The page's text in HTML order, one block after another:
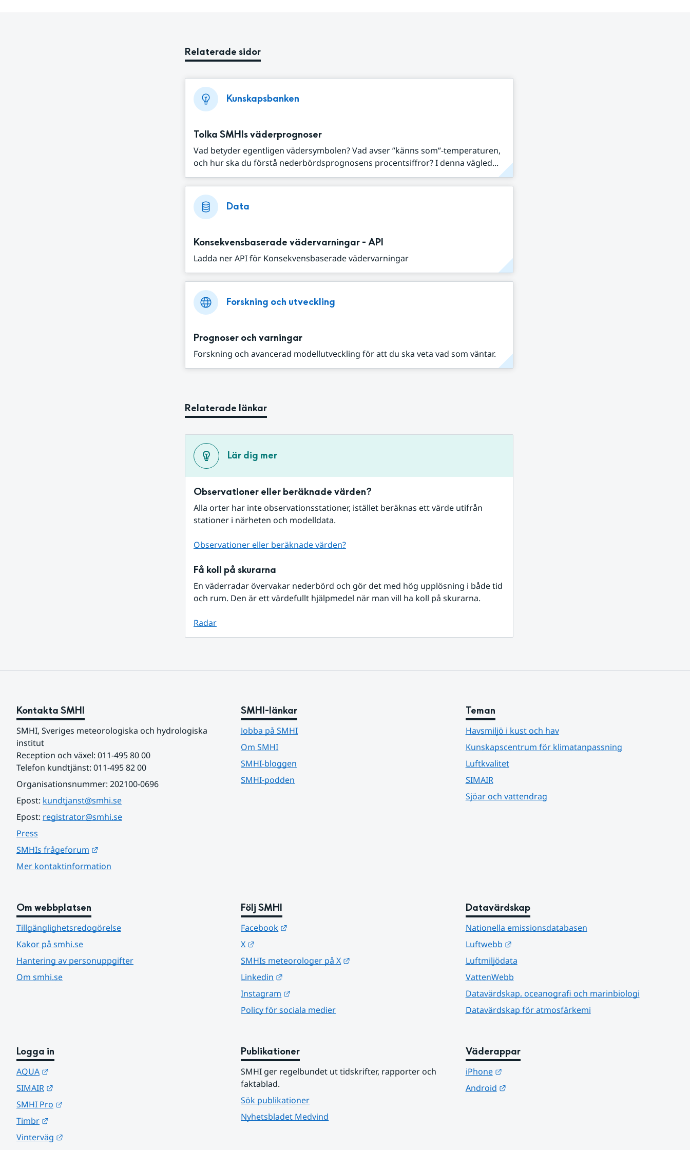
Relaterade sidor
Kunskapsbanken
Tolka SMHIs väderprognoser
Vad betyder egentligen vädersymbolen? Vad avser ”känns som”-temperaturen,
och hur ska du förstå nederbördsprognosens procentsiffror? I denna vägled...
Data
Konsekvensbaserade vädervarningar - API
Ladda ner API för Konsekvensbaserade vädervarningar
Forskning och utveckling
Prognoser och varningar
Forskning och avancerad modellutveckling för att du ska veta vad som väntar.
Relaterade länkar
Lär dig mer
Observationer eller beräknade värden?
Alla orter har inte observationsstationer, istället beräknas ett värde utifrån
stationer i närheten och modelldata.
Observationer eller beräknade värden?
Få koll på skurarna
En väderradar övervakar nederbörd och gör det med hög upplösning i både tid
och rum. Den är ett värdefullt hjälpmedel när man vill ha koll på skurarna.
Radar
Kontakta SMHI
SMHI, Sveriges meteorologiska och hydrologiska
institut
Reception och växel: 011-495 80 00
Telefon kundtjänst: 011-495 82 00
Organisationsnummer: 202100-0696
Epost: kundtjanst@smhi.se
Epost: registrator@smhi.se
Press
SMHIs frågeforum
Mer kontaktinformation
SMHI-länkar
Jobba på SMHI
Om SMHI
SMHI-bloggen
SMHI-podden
Teman
Havsmiljö i kust och hav
Kunskapscentrum för klimatanpassning
Luftkvalitet
SIMAIR
Sjöar och vattendrag
Om webbplatsen
Tillgänglighetsredogörelse
Kakor på smhi.se
Hantering av personuppgifter
Om smhi.se
Följ SMHI
Facebook
X
SMHIs meteorologer på X
Linkedin
Instagram
Policy för sociala medier
Datavärdskap
Nationella emissionsdatabasen
Luftwebb
Länk till annan webbplats.
Luftmiljödata
VattenWebb
Datavärdskap, oceanografi och marinbiologi
Datavärdskap för atmosfärkemi
Logga in
AQUA
SIMAIR
SMHI Pro
Timbr
Vinterväg
Publikationer
SMHI ger regelbundet ut tidskrifter, rapporter och
faktablad.
Sök publikationer
Nyhetsbladet Medvind
Väderappar
iPhone
Länk till annan webbplats.
Android
Länk till annan webbplats.